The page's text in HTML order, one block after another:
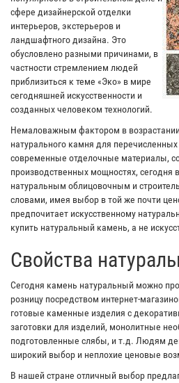
сфере дизайнерской отделки
интерьеров, экстерьеров и
ландшафтного дизайна. Это
обусловлено разными причинами, в
частности стремлением людей
приблизиться к теме «Эко» в мире
сегодняшней искусственности и
созданных человеком технологий.
Немаловажным фактором в
натурального камня для
современные отделочные материалы,
производственных мощностях, сегодня
натуральным облицовочным и
словами, имея выбор в той же почти
предпочитает искусственному
купить натуральный камень, а не
Свойства
Сегодня камень натуральный можно
розницу посредством интернет-
готовые каменные изделия с
заготовки для изделий, монолитные
подготовленные слябы, и т.д. Людям
широкий выбор и неплохие ценовые
В нашей стране отличный выбор